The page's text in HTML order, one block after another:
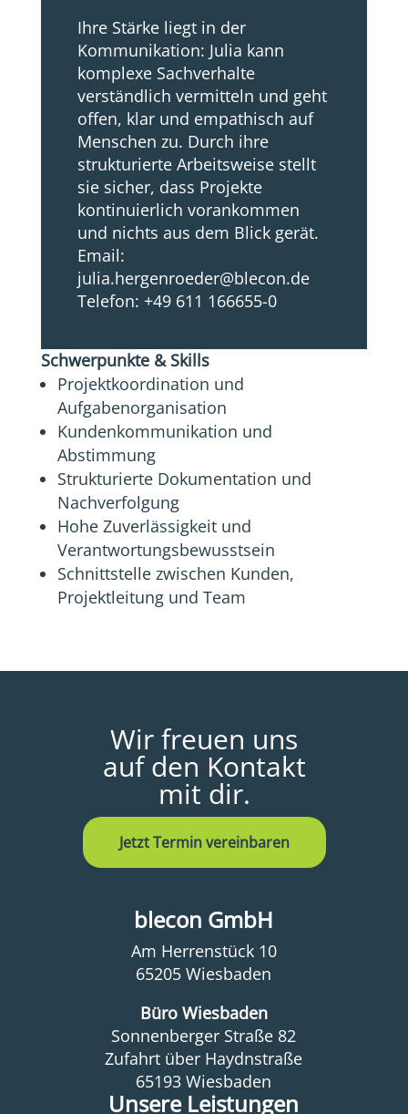
Ihre Stärke liegt in der
Kommunikation: Julia kann
komplexe Sachverhalte
verständlich vermitteln und geht
offen, klar und empathisch auf
Menschen zu. Durch ihre
strukturierte Arbeitsweise stellt
sie sicher, dass Projekte
kontinuierlich vorankommen
und nichts aus dem Blick gerät.
Email:
julia.hergenroeder@blecon.de
Telefon: +49 611 166655-0
Schwerpunkte & Skills
Projektkoordination und
Aufgabenorganisation
Kundenkommunikation und
Abstimmung
Strukturierte Dokumentation und
Nachverfolgung
Hohe Zuverlässigkeit und
Verantwortungsbewusstsein
Schnittstelle zwischen Kunden,
Projektleitung und Team
Wir freuen uns
auf den Kontakt
mit dir.
Jetzt Termin vereinbaren
blecon GmbH
Am Herrenstück 10
65205 Wiesbaden
Büro Wiesbaden
Sonnenberger Straße 82
Zufahrt über Haydnstraße
65193 Wiesbaden
Unsere Leistungen